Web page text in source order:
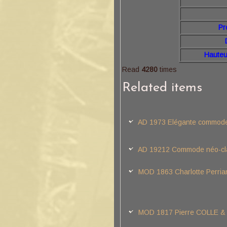
Read 4280 times
Related items
AD 1973 Elégante
AD 19212 Commode néo-
MOD 1863 Charlotte
MOD 1817 Pierre COLLE